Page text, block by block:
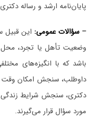
پایان‌نامه ارشد و رساله
– سؤالات عمومی: این
وضعیت تأهل یا تجرد، محل
باشد که با انگیزه‌های
داوطلب، سنجش امکان
دکتری، سنجش شرایط
مورد سؤال قرار می‌گیرند.